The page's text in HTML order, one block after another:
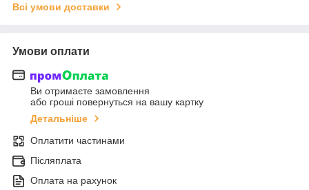
Всі умови доставки
Умови оплати
Ви отримаєте замовлення
або гроші повернуться на вашу картку
Детальніше
Оплатити частинами
Післяплата
Оплата на рахунок